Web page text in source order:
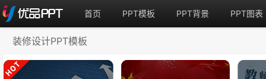
首页 PPT模板 PPT背景 PPT图表
装修设计PPT模板